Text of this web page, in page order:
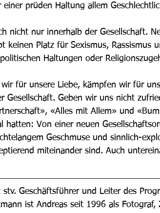
einer prüden Haltung allem
nicht nur innerhalb der Gesellschaft.
keinen Platz für Sexismus, Rassismus
Haltungen oder
für unsere Liebe, kämpfen wir für
Gesellschaft. Geben wir uns nicht
«Alles mit Allem» und
hatten: Von einer neuen
Geschmuse und sinnlich-
miteinander sind. Auch
stv. Geschäftsführer und Leiter des
ist Andreas seit 1996 als